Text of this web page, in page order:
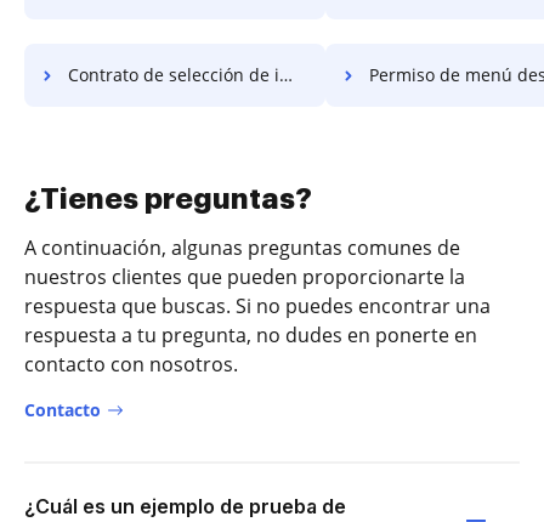
Contrato de selección de impuestos Permiso de menú desplegable de
¿Tienes preguntas?
A continuación, algunas preguntas comunes de
nuestros clientes que pueden proporcionarte la
respuesta que buscas. Si no puedes encontrar una
respuesta a tu pregunta, no dudes en ponerte en
contacto con nosotros.
Contacto
¿Cuál es un ejemplo de prueba de